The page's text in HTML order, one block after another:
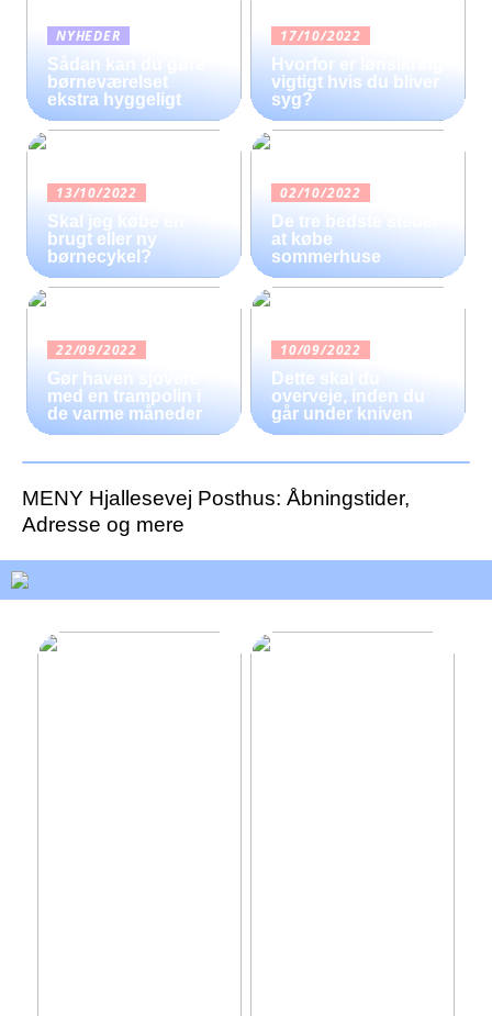
NYHEDER
Sådan kan du gøre
børneværelset
ekstra hyggeligt
17/10/2022
Hvorfor er lønsikring
vigtigt hvis du bliver
syg?
13/10/2022
Skal jeg købe en
brugt eller ny
børnecykel?
02/10/2022
De tre bedste steder
at købe
sommerhuse
22/09/2022
Gør haven sjovere
med en trampolin i
de varme måneder
10/09/2022
Dette skal du
overveje, inden du
går under kniven
MENY Hjallesevej Posthus: Åbningstider,
Adresse og mere